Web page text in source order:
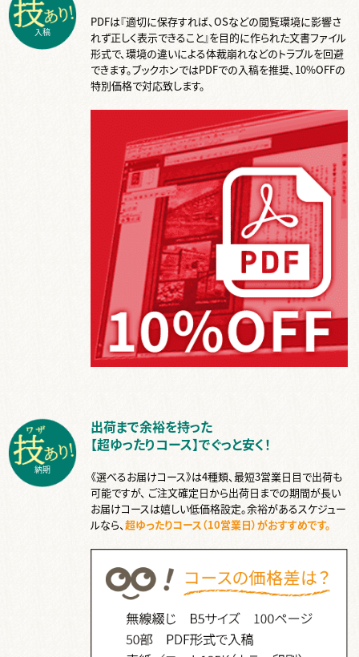
入稿
PDFは『適切に保存すれば、OSなどの閲覧環境に影響さ
れず正しく表示できること』を目的に作られた文書ファイル
形式で、環境の違いによる体裁崩れなどのトラブルを回避
できます。ブックホンではPDFでの入稿を推奨、10%OFFの
特別価格で対応致します。
納期
出荷まで余裕を持った
【超ゆったりコース】でぐっと安く！
《選べるお届けコース》は4種類、最短3営業日目で出荷も
可能ですが、 ご注文確定日から出荷日までの期間が長い
お届けコースは嬉しい低価格設定。余裕があるスケジュー
ルなら、超ゆったりコース（10営業日）がおすすめです。